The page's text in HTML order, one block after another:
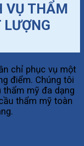
VỤ THẨM
chỉ phục vụ một
điểm. Chúng tôi
thẩm mỹ đa dạng
thẩm mỹ toàn